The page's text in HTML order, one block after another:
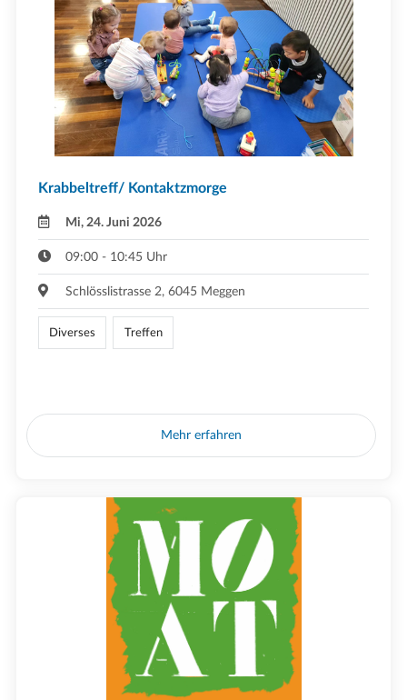
Krabbeltreff/ Kontaktzmorge
Mi, 24. Juni 2026
09:00 - 10:45 Uhr
Schlösslistrasse 2, 6045 Meggen
Diverses Treffen
Mehr erfahren